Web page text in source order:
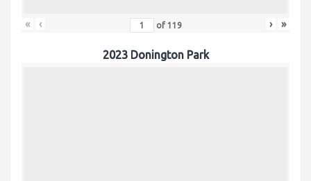
« ‹ of 119 › »
2023 Donington Park